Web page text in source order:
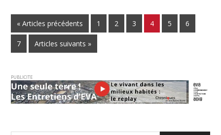
« Articles précédents 1 2 3 4 5 6
7 Articles suivants »
PUBLICITE